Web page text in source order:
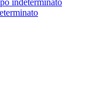
indeterminato